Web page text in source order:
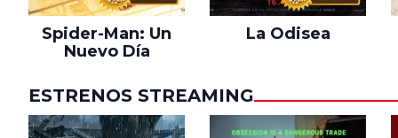
Spider-Man: Un
Nuevo Día
La Odisea
ESTRENOS STREAMING